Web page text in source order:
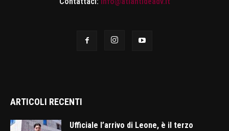
ARTICOLI RECENTI
Ufficiale l’arrivo di Leone, è il terzo